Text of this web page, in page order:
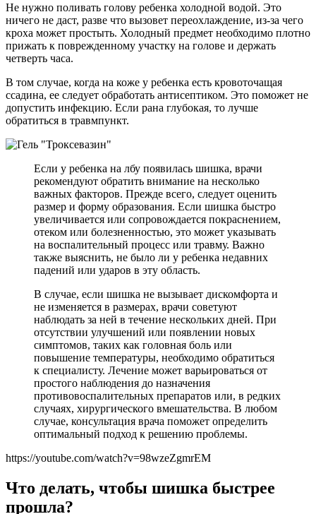
Не нужно поливать голову ребенка холодной водой. Это
ничего не даст, разве что вызовет переохлаждение, из-за чего
кроха может простыть. Холодный предмет необходимо плотно
прижать к поврежденному участку на голове и держать
четверть часа.
В том случае, когда на коже у ребенка есть кровоточащая
ссадина, ее следует обработать антисептиком. Это поможет не
допустить инфекцию. Если рана глубокая, то лучше
обратиться в травмпункт.
Если у ребенка на лбу появилась шишка, врачи
рекомендуют обратить внимание на несколько
важных факторов. Прежде всего, следует оценить
размер и форму образования. Если шишка быстро
увеличивается или сопровождается покраснением,
отеком или болезненностью, это может указывать
на воспалительный процесс или травму. Важно
также выяснить, не было ли у ребенка недавних
падений или ударов в эту область.
В случае, если шишка не вызывает дискомфорта и
не изменяется в размерах, врачи советуют
наблюдать за ней в течение нескольких дней. При
отсутствии улучшений или появлении новых
симптомов, таких как головная боль или
повышение температуры, необходимо обратиться
к специалисту. Лечение может варьироваться от
простого наблюдения до назначения
противовоспалительных препаратов или, в редких
случаях, хирургического вмешательства. В любом
случае, консультация врача поможет определить
оптимальный подход к решению проблемы.
https://youtube.com/watch?v=98wzeZgmrEM
Что делать, чтобы шишка быстрее
прошла?